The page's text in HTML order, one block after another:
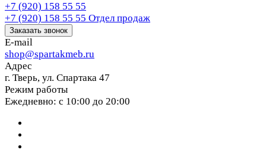
+7 (920) 158 55 55
+7 (920) 158 55 55 Отдел продаж
Заказать звонок
E-mail
shop@spartakmeb.ru
Адрес
г. Тверь, ул. Спартака 47
Режим работы
Ежедневно: с 10:00 до 20:00